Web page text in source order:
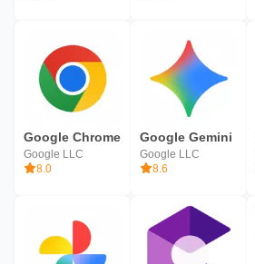
Google Chrome
Google LLC
8.0
Google Gemini
Google LLC
8.6